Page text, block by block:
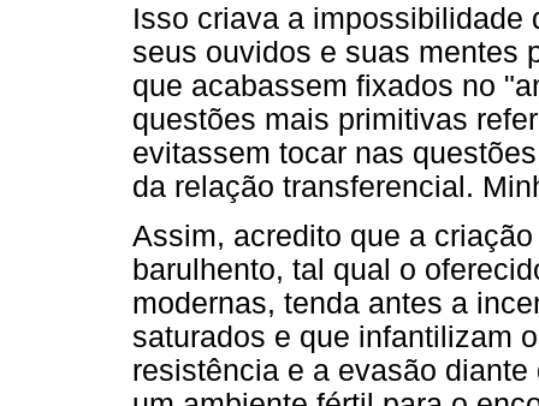
Isso criava a impossibilidade
seus ouvidos e suas mentes
que acabassem fixados no
questões mais primitivas
evitassem tocar nas
da relação transferencial.
Assim, acredito que a
barulhento, tal qual o
modernas, tenda antes a
saturados e que infantilizam
resistência e a evasão